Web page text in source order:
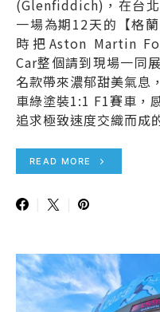
(Glenfiddich)，在台
一場為期12天的【格
時把Aston Martin
Car整個請到現場一同
名款帶來濃郁甜美氣息
車綠塗裝1:1 F1賽車，
追求極致速度交織而成
READ MORE